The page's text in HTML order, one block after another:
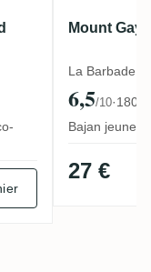
Mount Gay
La Barbade ·
6,5/10·180
Bajan jeune
27 €